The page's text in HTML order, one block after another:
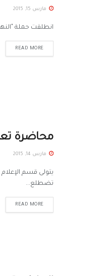
مارس 15, 2015
انطلقت ‫حملة
READ MORE
محاضرة
مارس 14, 2015
يتولى قسم
تضطلع...
READ MORE